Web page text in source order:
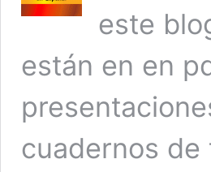
este
están en en
cuadernos